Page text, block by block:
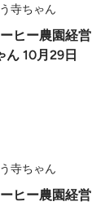
寺ちゃん
ヒー農園経営
ん 10月29日
寺ちゃん
ヒー農園経営